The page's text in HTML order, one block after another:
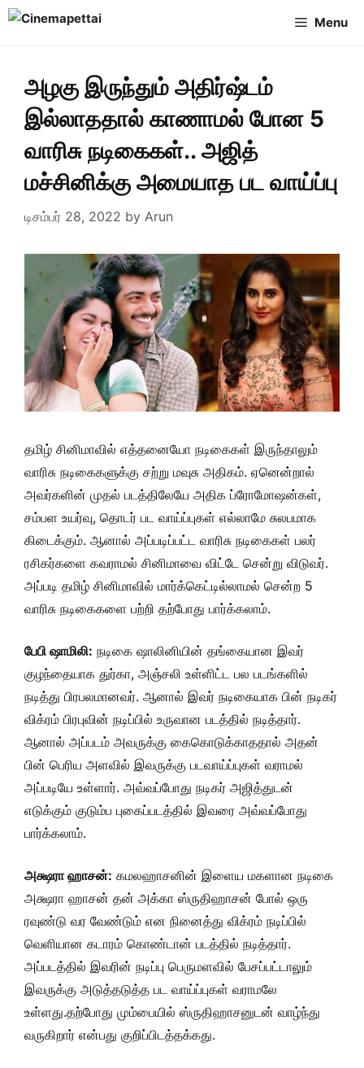
Skip
Menu
அழகு இருந்தும் அதிர்ஷ்டம்
இல்லாததால் காணாமல் போன 5
வாரிசு நடிகைகள்.. அஜித்
மச்சினிக்கு அமையாத பட வாய்ப்பு
டிசம்பர் 28, 2022 by Arun
தமிழ் சினிமாவில் எத்தனையோ நடிகைகள் இருந்தாலும்
வாரிசு நடிகைகளுக்கு சற்று மவுசு அதிகம். ஏனென்றால்
அவர்களின் முதல் படத்திலேயே அதிக ப்ரோமோஷன்கள்,
சம்பள உயர்வு, தொடர் பட வாய்ப்புகள் எல்லாமே சுலபமாக
கிடைக்கும். ஆனால் அப்படிப்பட்ட வாரிசு நடிகைகள் பலர்
ரசிகர்களை கவராமல் சினிமாவை விட்டே சென்று விடுவர்.
அப்படி தமிழ் சினிமாவில் மார்க்கெட்டில்லாமல் சென்ற 5
வாரிசு நடிகைகளை பற்றி தற்போது பார்க்கலாம்.
பேபி ஷாமிலி: நடிகை ஷாலினியின் தங்கையான இவர்
குழந்தையாக துர்கா, அஞ்சலி உள்ளிட்ட பல படங்களில்
நடித்து பிரபலமானவர். ஆனால் இவர் நடிகையாக பின் நடிகர்
விக்ரம் பிரபுவின் நடிப்பில் உருவான படத்தில் நடித்தார்.
ஆனால் அப்படம் அவருக்கு கைகொடுக்காததால் அதன்
பின் பெரிய அளவில் இவருக்கு படவாய்ப்புகள் வராமல்
அப்படியே உள்ளார். அவ்வப்போது நடிகர் அஜித்துடன்
எடுக்கும் குடும்ப புகைப்படத்தில் இவரை அவ்வப்போது
பார்க்கலாம்.
அக்ஷரா ஹாசன்: கமலஹாசனின் இளைய மகளான நடிகை
அக்ஷரா ஹாசன் தன் அக்கா ஸ்ருதிஹாசன் போல் ஒரு
ரவுண்டு வர வேண்டும் என நினைத்து விக்ரம் நடிப்பில்
வெளியான கடாரம் கொண்டான் படத்தில் நடித்தார்.
அப்படத்தில் இவரின் நடிப்பு பெருமளவில் பேசப்பட்டாலும்
இவருக்கு அடுத்தடுத்த பட வாய்ப்புகள் வராமலே
உள்ளது.தற்போது மும்பையில் ஸ்ருதிஹாசனுடன் வாழ்ந்து
வருகிறார் என்பது குறிப்பிடத்தக்கது.